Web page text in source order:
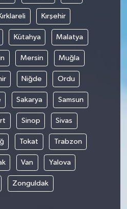
Kırşehir
Kütahya Malatya
Mersin Muğla
Niğde Ordu
Sakarya Samsun
Sinop Sivas
Tokat Trabzon
Van Yalova
Zonguldak